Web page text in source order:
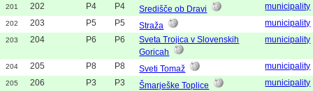
201 202 P4 P4 Središče ob Dravi municipality
202 203 P5 P5 Straža municipality
203 204 P6 P6
Sveta Trojica v Slovenskih
Goricah
municipality
204 205 P8 P8 Sveti Tomaž municipality
205 206 P3 P3 Šmarješke Toplice municipality